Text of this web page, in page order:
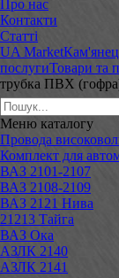
Про нас
Контакти
Статті
UA Market
послугиТовари та
трубка ПВХ
Меню каталогу
Провода
Комплект для
ВАЗ 2101-2107
ВАЗ 2108-2109
ВАЗ 2121 Нива
21213 Тайга
ВАЗ Ока
АЗЛК 2140
АЗЛК 2141